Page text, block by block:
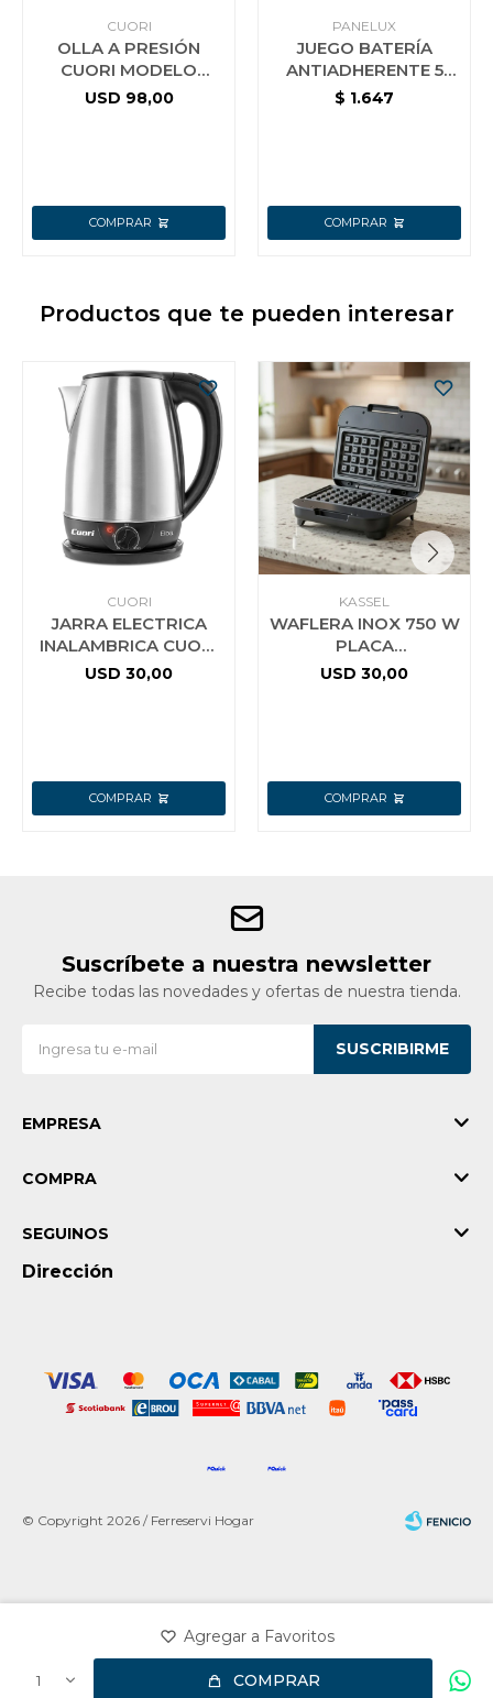
1 COMPRAR
CUORI
OLLA A PRESIÓN
CUORI MODELO
RAPID-7
USD 98,00
PANELUX
JUEGO BATERÍA
ANTIADHERENTE 5
PIEZAS C/TAPA
$ 1.647
Productos que te pueden interesar
CUORI
JARRA ELECTRICA
INALAMBRICA CUORI
ELBA 1.8 LTS
USD 30,00
KASSEL
WAFLERA INOX 750 W
PLACA
ANTIADHERENTE
USD 30,00
Suscríbete a nuestra newsletter
Recibe todas las novedades y ofertas de nuestra tienda.
SUSCRIBIRME
EMPRESA
COMPRA
Dirección
SEGUINOS
© Copyright 2026 / Ferreservi Hogar
Fenicio